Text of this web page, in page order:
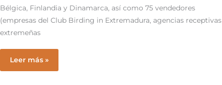
Bélgica, Finlandia y Dinamarca, así como 75 vendedores
(empresas del Club Birding in Extremadura, agencias receptivas
extremeñas
585
reuniones
Leer más »